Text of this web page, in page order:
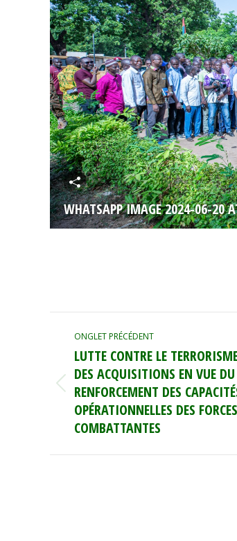
WHATSAPP IMAGE 2024-06-20
NAVIGATION
COMMENTAIRE
ONGLET PRÉCÉDENT
Onglet
précédent
LUTTE CONTRE LE
DES ACQUISITIONS EN VUE DU
RENFORCEMENT DES
OPÉRATIONNELLES DES FORCES
COMBATTANTES